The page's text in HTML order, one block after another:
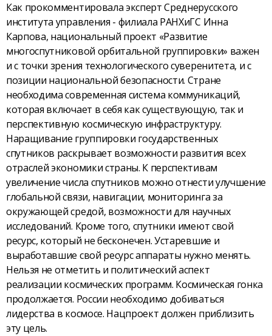
Как прокомментировала эксперт Среднерусского
института управления - филиала РАНХиГС Инна
Карпова, национальный проект «Развитие
многоспутниковой орбитальной группировки» важен
и с точки зрения технологического суверенитета, и с
позиции национальной безопасности. Стране
необходима современная система коммуникаций,
которая включает в себя как существующую, так и
перспективную космическую инфраструктуру.
Наращивание группировки государственных
спутников раскрывает возможности развития всех
отраслей экономики страны. К перспективам
увеличение числа спутников можно отнести улучшение
глобальной связи, навигации, мониторинга за
окружающей средой, возможности для научных
исследований. Кроме того, спутники имеют свой
ресурс, который не бесконечен. Устаревшие и
выработавшие свой ресурс аппараты нужно менять.
Нельзя не отметить и политический аспект
реализации космических программ. Космическая гонка
продолжается. России необходимо добиваться
лидерства в космосе. Нацпроект должен приблизить
эту цель.